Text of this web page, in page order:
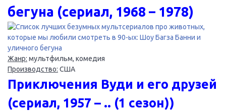
бегуна (сериал, 1968 – 1978)
Жанр: мультфильм, комедия
Производство: США
Приключения Вуди и его друзей
(сериал, 1957 – .. (1 сезон))